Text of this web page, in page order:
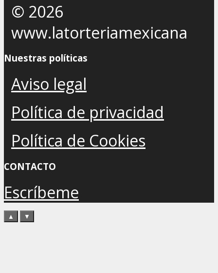
© 2026
www.latorteriamexicana
Nuestras políticas
Aviso legal
Política de privacidad
Política de Cookies
CONTACTO
Escríbeme
▲ ▼